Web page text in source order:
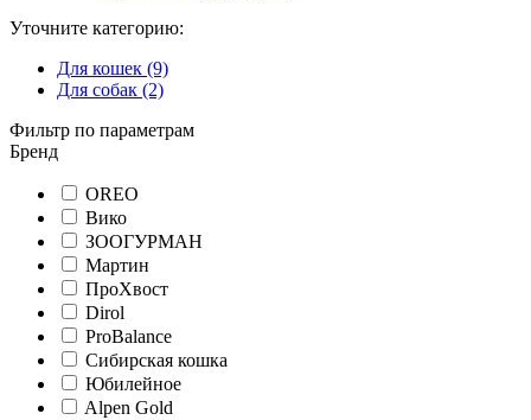
Уточните категорию:
Для кошек (9)
Для собак (2)
Фильтр по параметрам
Бренд
OREO
Вико
ЗООГУРМАН
Мартин
ПроХвост
Dirol
ProBalance
Сибирская кошка
Юбилейное
Alpen Gold